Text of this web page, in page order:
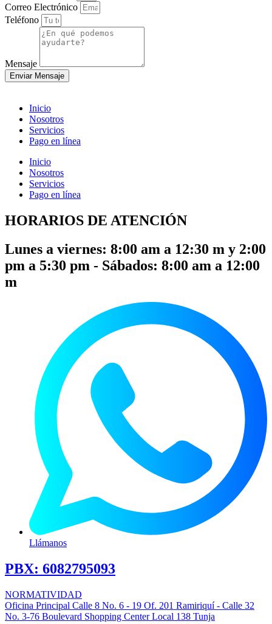
Correo Electrónico
Teléfono
Mensaje
Enviar Mensaje
Inicio
Nosotros
Servicios
Pago en línea
Inicio
Nosotros
Servicios
Pago en línea
HORARIOS DE ATENCIÓN
Lunes a viernes: 8:00 am a 12:30 m y 2:00
pm a 5:30 pm - Sábados: 8:00 am a 12:00
m
Llámanos
PBX: 6082795093
NORMATIVIDAD
Oficina Principal Calle 8 No. 6 - 19 Of. 201 Ramiriquí - Calle 32
No. 3-76 Boulevard Shopping Center Local 138 Tunja